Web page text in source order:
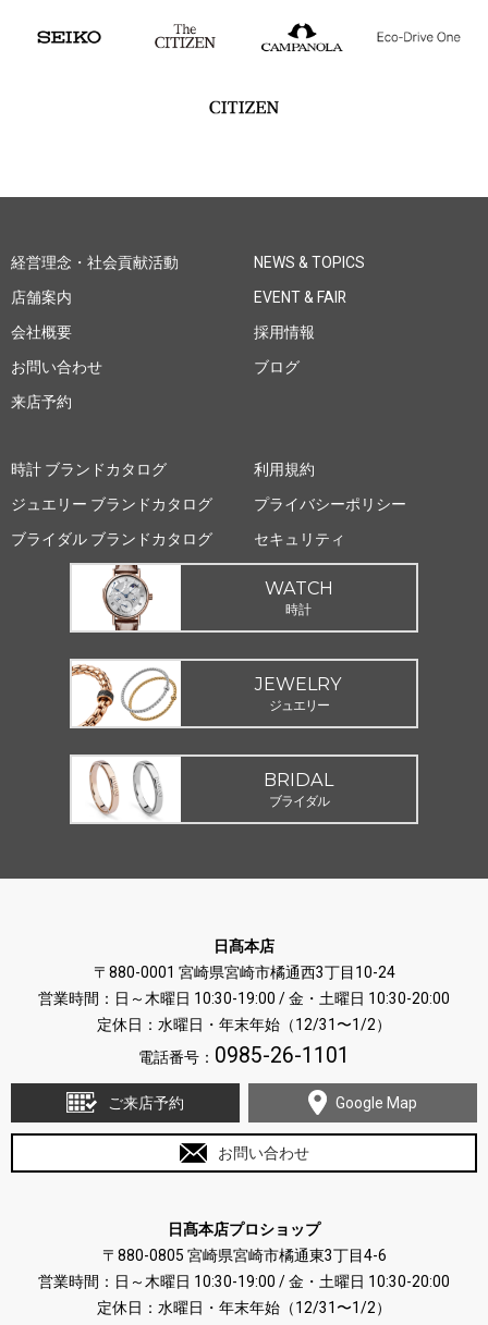
経営理念・社会貢献活動
店舗案内
会社概要
お問い合わせ
来店予約
NEWS & TOPICS
EVENT & FAIR
採用情報
ブログ
時計 ブランドカタログ
ジュエリー ブランドカタログ
ブライダル ブランドカタログ
利用規約
プライバシーポリシー
セキュリティ
WATCH
時計
JEWELRY
ジュエリー
BRIDAL
ブライダル
日髙本店
〒880-0001 宮崎県宮崎市橘通西3丁目10-24
営業時間：日～木曜日 10:30-19:00 / 金・土曜日 10:30-20:00
定休日：水曜日・年末年始（12/31〜1/2）
電話番号： 0985-26-1101
ご来店予約 Google Map
お問い合わせ
日髙本店プロショップ
〒880-0805 宮崎県宮崎市橘通東3丁目4-6
営業時間：日～木曜日 10:30-19:00 / 金・土曜日 10:30-20:00
定休日：水曜日・年末年始（12/31〜1/2）